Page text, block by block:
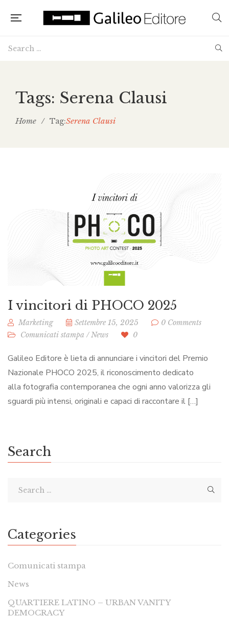
Tags: Serena Clausi
Home / Tag:Serena Clausi
I vincitori di PHOCO 2025
Marketing Settembre 15, 2025
0 Comments
Comunicati stampa / News 0
Galileo Editore è lieta di annunciare i vincitori del Premio
Nazionale PHOCO 2025, il riconoscimento dedicato
alla fotografia contemporanea che ogni anno valorizza gli
sguardi più intensi, originali e capaci di raccontare il […]
Search
Categories
Comunicati stampa
News
QUARTIERE LATINO – URBAN VANITY
DEMOCRACY